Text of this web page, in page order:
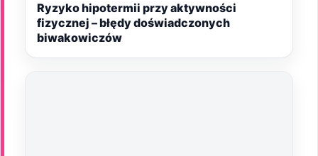
Ryzyko hipotermii przy aktywności
fizycznej – błędy doświadczonych
biwakowiczów